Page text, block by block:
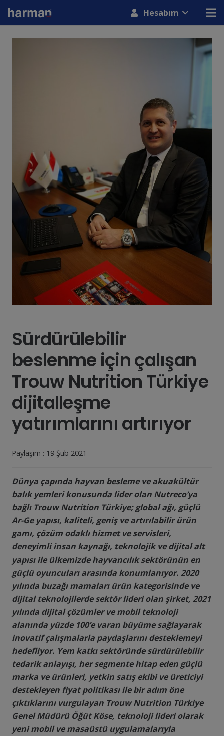
Hesabım
Sürdürülebilir
beslenme için çalışan
Trouw Nutrition Türkiye
dijitalleşme
yatırımlarını artırıyor
Paylaşım : 19 Şub 2021
Dünya çapında hayvan besleme ve akuakültür
balık yemleri konusunda lider olan Nutreco’ya
bağlı Trouw Nutrition Türkiye; global ağı, güçlü
Ar-Ge yapısı, kaliteli, geniş ve artırılabilir ürün
gamı, çözüm odaklı hizmet ve servisleri,
deneyimli insan kaynağı, teknolojik ve dijital alt
yapısı ile ülkemizde hayvancılık sektörünün en
güçlü oyuncuları arasında konumlanıyor. 2020
yılında buzağı mamaları ürün kategorisinde ve
dijital teknolojilerde sektör lideri olan şirket, 2021
yılında dijital çözümler ve mobil teknoloji
alanında yüzde 100’e varan büyüme sağlayarak
inovatif çalışmalarla paydaşlarını desteklemeyi
hedefliyor. Yem katkı sektöründe sürdürülebilir
tedarik anlayışı, her segmente hitap eden güçlü
marka ve ürünleri, yetkin satış ekibi ve üreticiyi
destekleyen fiyat politikası ile bir adım öne
çıktıklarını vurgulayan Trouw Nutrition Türkiye
Genel Müdürü Öğüt Köse, teknoloji lideri olarak
yeni mobil ve masaüstü uygulamalarıyla
modal-check